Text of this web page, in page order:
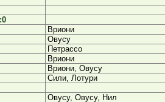
Вриони
Овусу
Петрассо
Вриони
Вриони, Овусу
Сили, Лотури
Овусу, Овусу, Нил